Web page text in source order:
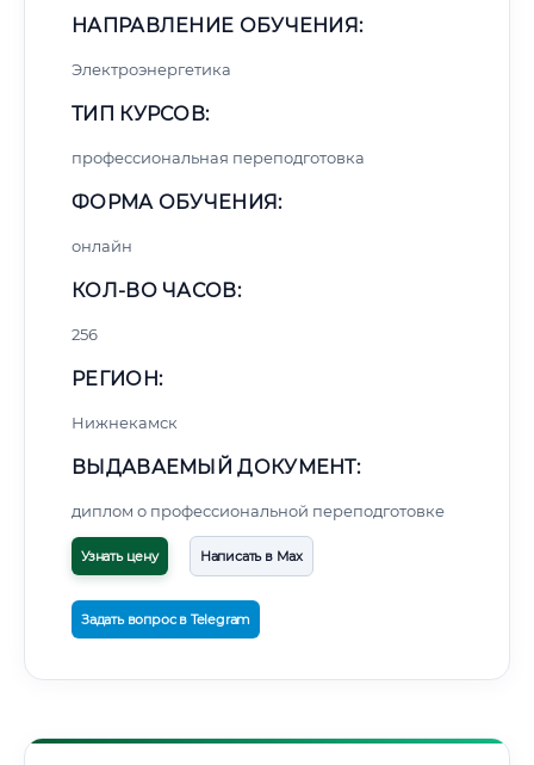
НАПРАВЛЕНИЕ ОБУЧЕНИЯ:
Электроэнергетика
ТИП КУРСОВ:
профессиональная переподготовка
ФОРМА ОБУЧЕНИЯ:
онлайн
КОЛ-ВО ЧАСОВ:
256
РЕГИОН:
Нижнекамск
ВЫДАВАЕМЫЙ ДОКУМЕНТ:
диплом о профессиональной переподготовке
Узнать цену Написать в Max
Задать вопрос в Telegram